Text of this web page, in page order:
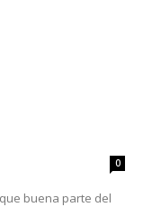
0
buena parte del